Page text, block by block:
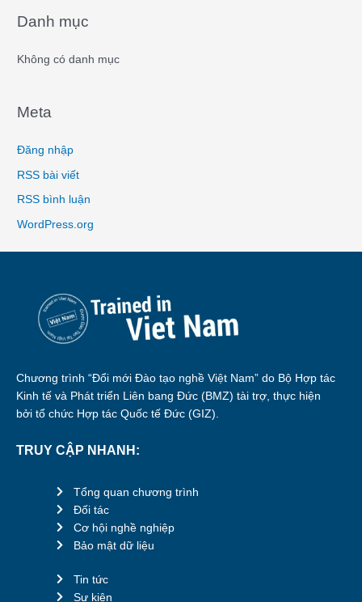
:
Danh mục
Không có danh mục
Meta
Đăng nhập
RSS bài viết
RSS bình luận
WordPress.org
Chương trình “Đổi mới Đào tạo nghề Việt Nam” do Bộ Hợp tác
Kinh tế và Phát triển Liên bang Đức (BMZ) tài trợ, thực hiện
bởi tổ chức Hợp tác Quốc tế Đức (GIZ).
TRUY CẬP NHANH:
Tổng quan chương trình
Đối tác
Cơ hội nghề nghiệp
Bảo mật dữ liệu
Tin tức
Sự kiện